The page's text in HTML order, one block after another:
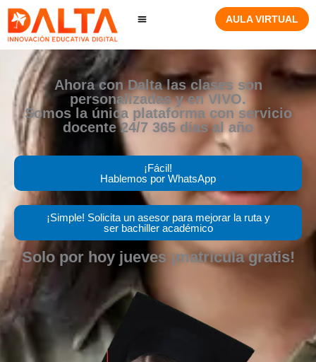
contenido
AULA VIRTUAL
Ahora con Dalta las clases son
personalizadas y en VIVO.
Somos la única plataforma con servicio
docente 24/7 365 días al año
¡Fácil!
Hablemos por WhatsApp
¡Simple! Solicita un asesor para mejorar la ruta y
ser bachiller académico
Solo por hoy jueves ¡matrícula gratis!